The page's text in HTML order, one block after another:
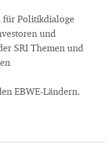
für Politikdialoge
und
SRI Themen und
EBWE-Ländern.